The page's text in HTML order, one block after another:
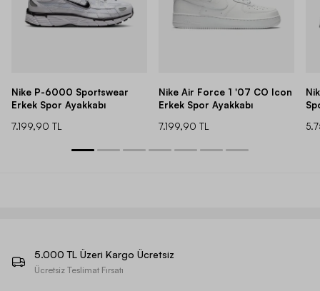
Nike P-6000 Sportswear
Erkek Spor Ayakkabı
7.199,90 TL
Nike Air Force 1 '07 CO Icon
Erkek Spor Ayakkabı
7.199,90 TL
5.000 TL Üzeri Kargo Ücretsiz
Ücretsiz Teslimat Fırsatı